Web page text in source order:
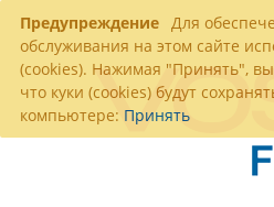
Предупреждение Для
обслуживания на этом сайте
(cookies). Нажимая "Принять", вы
что куки (cookies) будут
компьютере: Принять